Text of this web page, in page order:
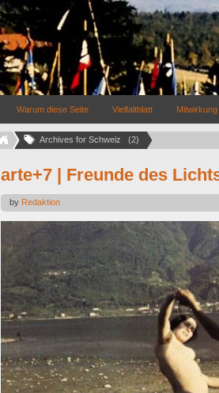
Warum diese Seite Vielfaltblatt Mitwirkung
Archives for Schweiz   (2)
arte+7 | Freunde des
by Redaktion